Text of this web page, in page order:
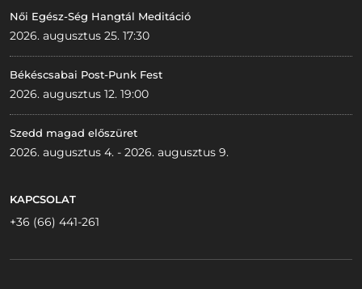
Női Egész-Ség Hangtál Meditáció
2026. augusztus 25. 17:30
Békéscsabai Post-Punk Fest
2026. augusztus 12. 19:00
Szedd magad előszüret
2026. augusztus 4. - 2026. augusztus 9.
KAPCSOLAT
+36 (66) 441-261